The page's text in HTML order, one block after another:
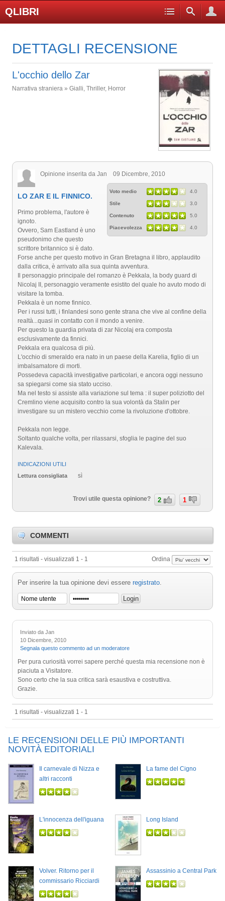
QLIBRI
DETTAGLI RECENSIONE
L'occhio dello Zar
Narrativa straniera » Gialli, Thriller, Horror
Opinione inserita da Jan 09 Dicembre, 2010
Voto medio 4.0
Stile 3.0
Contenuto 5.0
Piacevolezza 4.0
LO ZAR E IL FINNICO.
Primo problema, l'autore è
ignoto.
Ovvero, Sam Eastland è uno
pseudonimo che questo
scrittore britannico si è dato.
Forse anche per questo motivo in Gran Bretagna il libro, applaudito
dalla critica, è arrivato alla sua quinta avventura.
Il personaggio principale del romanzo è Pekkala, la body guard di
Nicolaj II, personaggio veramente esistito del quale ho avuto modo di
visitare la tomba.
Pekkala è un nome finnico.
Per i russi tutti, i finlandesi sono gente strana che vive al confine della
realtà...quasi in contatto con il mondo a venire.
Per questo la guardia privata di zar Nicolaj era composta
esclusivamente da finnici.
Pekkala era qualcosa di più.
L'occhio di smeraldo era nato in un paese della Karelia, figlio di un
imbalsamatore di morti.
Possedeva capacità investigative particolari, e ancora oggi nessuno
sa spiegarsi come sia stato ucciso.
Ma nel testo si assiste alla variazione sul tema : il super poliziotto del
Cremlino viene acquisito contro la sua volontà da Stalin per
investigare su un mistero vecchio come la rivoluzione d'ottobre.
Pekkala non legge.
Soltanto qualche volta, per rilassarsi, sfoglia le pagine del suo
Kalevala.
INDICAZIONI UTILI
Lettura consigliata
sì
Trovi utile questa opinione? 2 1
COMMENTI
1 risultati - visualizzati 1 - 1 Ordina
Per inserire la tua opinione devi essere registrato.
Inviato da Jan
10 Dicembre, 2010
Segnala questo commento ad un moderatore
Per pura curiosità vorrei sapere perché questa mia recensione non è
piaciuta a Visitatore.
Sono certo che la sua critica sarà esaustiva e costruttiva.
Grazie.
1 risultati - visualizzati 1 - 1
LE RECENSIONI DELLE PIÙ IMPORTANTI
NOVITÀ EDITORIALI
Il carnevale di Nizza e
altri racconti
La fame del Cigno
L'innocenza dell'iguana Long Island
Volver. Ritorno per il
commissario Ricciardi
Assassinio a Central Park